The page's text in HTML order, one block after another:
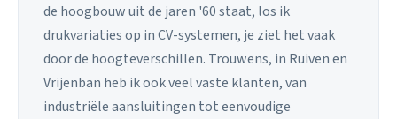
de hoogbouw uit de jaren '60 staat, los ik
drukvariaties op in CV-systemen, je ziet het vaak
door de hoogteverschillen. Trouwens, in Ruiven en
Vrijenban heb ik ook veel vaste klanten, van
industriële aansluitingen tot eenvoudige